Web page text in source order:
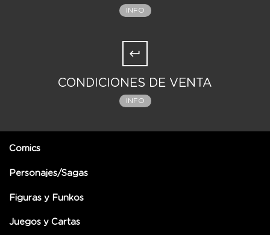
INFO
CONDICIONES DE VENTA
INFO
Comics
Personajes/Sagas
Figuras y Funkos
Juegos y Cartas